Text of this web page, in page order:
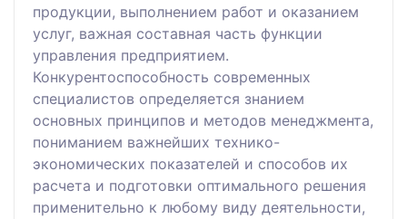
продукции, выполнением работ и оказанием
услуг, важная составная часть функции
управления предприятием.
Конкурентоспособность современных
специалистов определяется знанием
основных принципов и методов менеджмента,
пониманием важнейших технико-
экономических показателей и способов их
расчета и подготовки оптимального решения
применительно к любому виду деятельности,